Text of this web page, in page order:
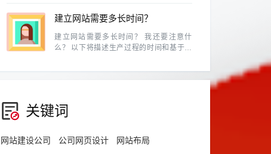
颜色，在CMYK中是表示不出来的。
建立网站需要多长时间？
建立网站需要多长时间？ 我还要注意什
么？ 以下将描述生产过程的时间和基于常
关键词
网站建设公司 公司网页设计 网站布局